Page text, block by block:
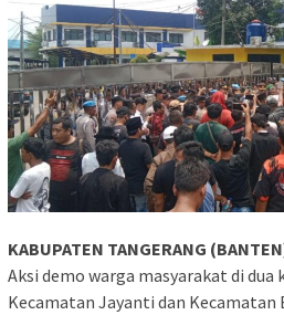
KABUPATEN TANGERANG
Aksi demo warga masyarakat di dua
Kecamatan Jayanti dan Kecamatan